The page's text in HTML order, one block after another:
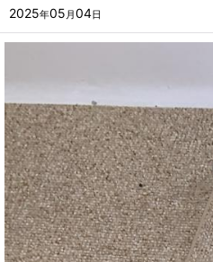
2025年05 月 04日